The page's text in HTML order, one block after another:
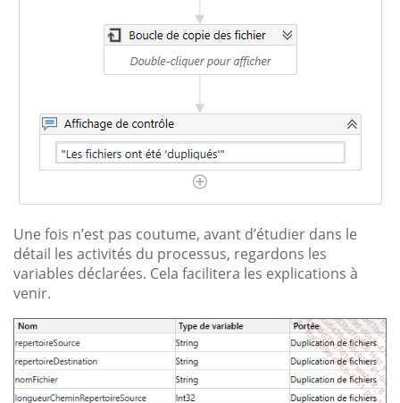
Une fois n’est pas coutume, avant d’étudier dans le
détail les activités du processus, regardons les
variables déclarées. Cela facilitera les explications à
venir.